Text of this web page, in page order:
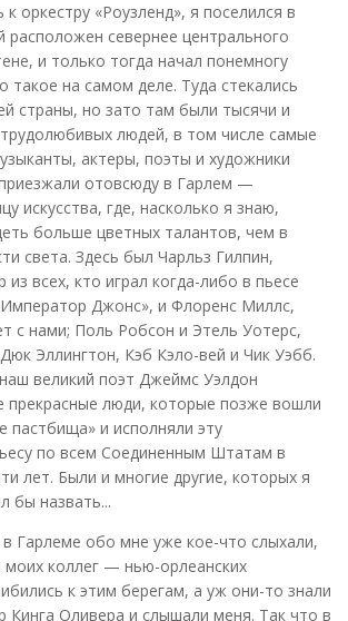
оркестру «Роузленд», я поселился в
расположен севернее центрального
и только тогда начал понемногу
такое на самом деле. Туда стекались
страны, но зато там были тысячи и
людей, в том числе самые
актеры, поэты и художники
отовсюду в Гарлем —
искусства, где, насколько я знаю,
больше цветных талантов, чем в
света. Здесь был Чарльз Гилпин,
из всех, кто играл когда-либо в пьесе
Джонс», и Флоренс Миллс,
с нами; Поль Робсон и Этель Уотерс,
Эллингтон, Кэб Кэло-вей и Чик Уэбб.
великий поэт Джеймс Уэлдон
прекрасные люди, которые позже вошли
пастбища» и исполняли эту
по всем Соединенным Штатам в
лет. Были и многие другие, которых я
бы назвать...
в Гарлеме обо мне уже кое-что слыхали,
моих коллег — нью-орлеанских
к этим берегам, а уж они-то знали
Кинга Оливера и слышали меня. Так что в